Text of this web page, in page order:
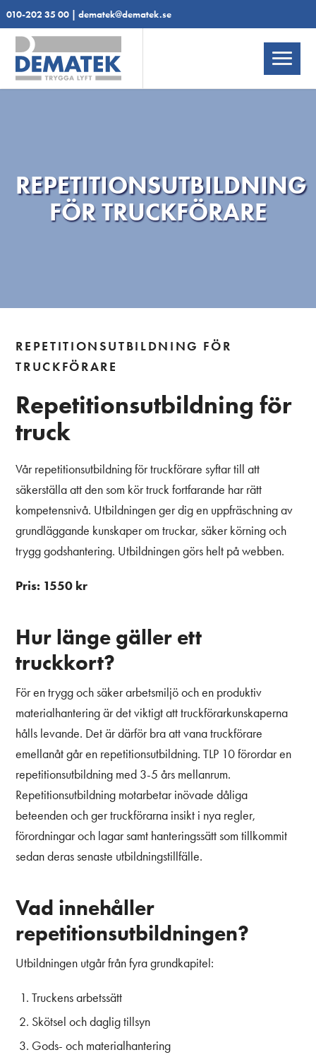
010-202 35 00 | dematek@dematek.se
REPETITIONSUTBILDNING
FÖR TRUCKFÖRARE
REPETITIONSUTBILDNING FÖR
TRUCKFÖRARE
Repetitionsutbildning för
truck
Vår repetitionsutbildning för truckförare syftar till att
säkerställa att den som kör truck fortfarande har rätt
kompetensnivå. Utbildningen ger dig en uppfräschning av
grundläggande kunskaper om truckar, säker körning och
trygg godshantering. Utbildningen görs helt på webben.
Pris: 1550 kr
Hur länge gäller ett
truckkort?
För en trygg och säker arbetsmiljö och en produktiv
materialhantering är det viktigt att truckförarkunskaperna
hålls levande. Det är därför bra att vana truckförare
emellanåt går en repetitionsutbildning. TLP 10 förordar en
repetitionsutbildning med 3-5 års mellanrum.
Repetitionsutbildning motarbetar inövade dåliga
beteenden och ger truckförarna insikt i nya regler,
förordningar och lagar samt hanteringssätt som tillkommit
sedan deras senaste utbildningstillfälle.
Vad innehåller
repetitionsutbildningen?
Utbildningen utgår från fyra grundkapitel:
Truckens arbetssätt
Skötsel och daglig tillsyn
Gods- och materialhantering